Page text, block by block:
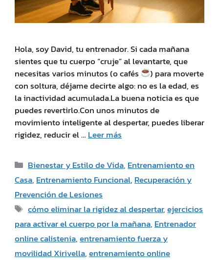
Hola, soy David, tu entrenador. Si cada mañana
sientes que tu cuerpo “cruje” al levantarte, que
necesitas varios minutos (o cafés
) para moverte
con soltura, déjame decirte algo: no es la edad, es
la inactividad acumulada.La buena noticia es que
puedes revertirlo.Con unos minutos de
movimiento inteligente al despertar, puedes liberar
rigidez, reducir el … Leer más
Bienestar y Estilo de Vida, Entrenamiento en
Casa, Entrenamiento Funcional, Recuperación y
Prevención de Lesiones
cómo eliminar la rigidez al despertar,ejercicios
para activar el cuerpo por la mañana, Entrenador
online calistenia,entrenamiento fuerza y
movilidad Xirivella,entrenamiento online